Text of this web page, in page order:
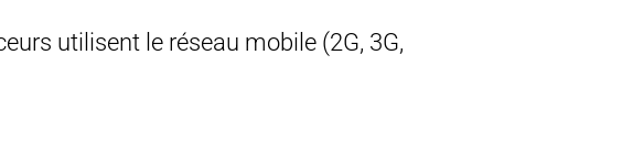
utilisent le réseau mobile (2G, 3G,